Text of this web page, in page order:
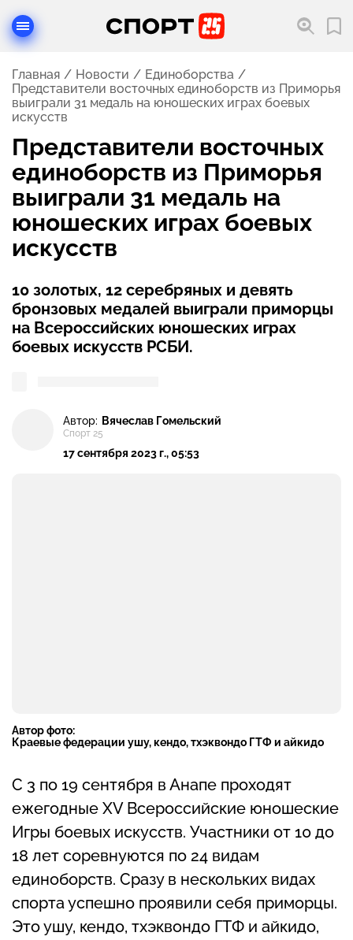
Главная Новости
Единоборства
Представители восточных единоборств из Приморья
выиграли 31 медаль на юношеских играх боевых
искусств
Представители восточных
единоборств из Приморья
выиграли 31 медаль на
юношеских играх боевых
искусств
10 золотых, 12 серебряных и девять
бронзовых медалей выиграли приморцы
на Всероссийских юношеских играх
боевых искусств РСБИ.
Автор: Вячеслав Гомельский
Спорт 25
17 сентября 2023 г., 05:53
Автор фото:
Краевые федерации ушу, кендо, тхэквондо ГТФ и айкидо
С 3 по 19 сентября в Анапе проходят
ежегодные XV Всероссийские юношеские
Игры боевых искусств. Участники от 10 до
18 лет соревнуются по 24 видам
единоборств. Сразу в нескольких видах
спорта успешно проявили себя приморцы.
Это ушу, кендо, тхэквондо ГТФ и айкидо,